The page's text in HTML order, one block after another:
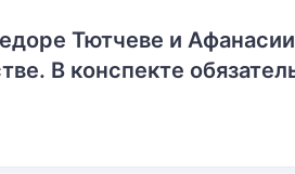
Тютчеве и
В конспекте